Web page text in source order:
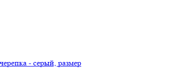
- серый, размер